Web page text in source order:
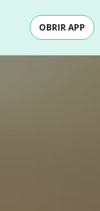
OBRIR APP